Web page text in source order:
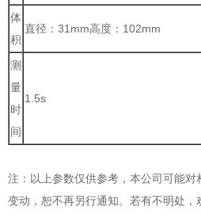
体
积
直径：31mm高度：102mm
测
量
时
间
1.5s
注：以上参数仅供参考，本公司可能
变动，恕不再另行通知。若有不明处，